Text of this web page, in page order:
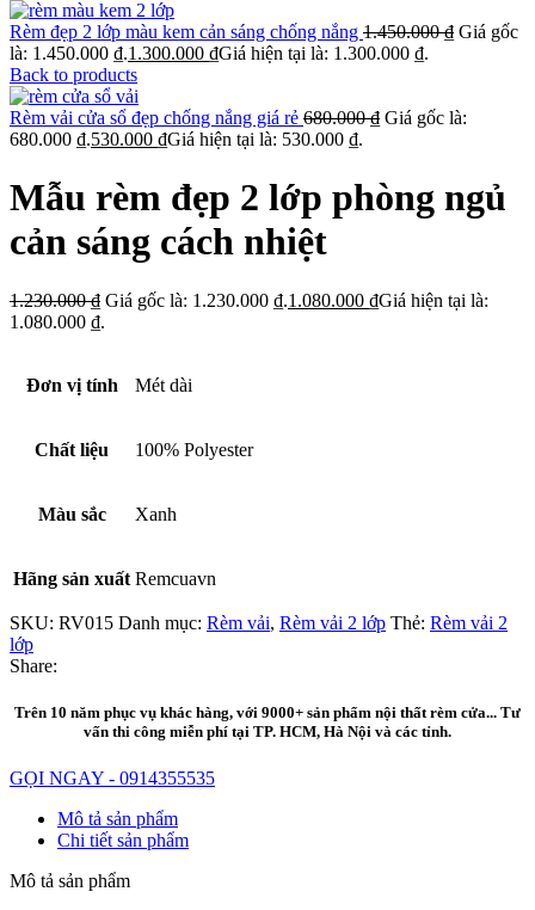
Rèm đẹp 2 lớp màu kem cản sáng chống nắng 1.450.000₫ Giá gốc
là: 1.450.000 ₫.1.300.000 ₫Giá hiện tại là: 1.300.000 ₫.
Back to products
Rèm vải cửa sổ đẹp chống nắng giá rẻ 680.000₫ Giá gốc là:
680.000 ₫.530.000 ₫Giá hiện tại là: 530.000 ₫.
Mẫu rèm đẹp 2 lớp phòng ngủ
cản sáng cách nhiệt
1.230.000₫ Giá gốc là: 1.230.000 ₫.1.080.000 ₫Giá hiện tại là:
1.080.000 ₫.
Đơn vị tính Mét dài
Chất liệu 100% Polyester
Màu sắc Xanh
Hãng sản xuất Remcuavn
SKU: RV015 Danh mục: Rèm vải, Rèm vải 2 lớp Thẻ: Rèm vải 2
lớp
Share:
Trên 10 năm phục vụ khác hàng, với 9000+ sản phẩm nội thất rèm cửa... Tư
vấn thi công miễn phí tại TP. HCM, Hà Nội và các tỉnh.
GỌI NGAY - 0914355535
Mô tả sản phẩm
Chi tiết sản phẩm
Mô tả sản phẩm